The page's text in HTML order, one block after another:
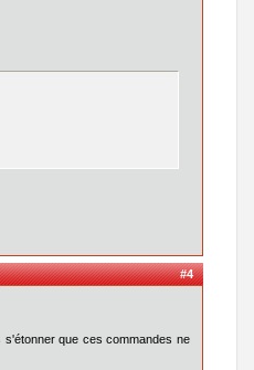
#4
que ces commandes ne